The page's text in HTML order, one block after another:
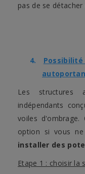
pas de se
4.
Les structures
indépendants
voiles d'ombrage.
option si vous ne
installer des
Etape 1 : choisir la